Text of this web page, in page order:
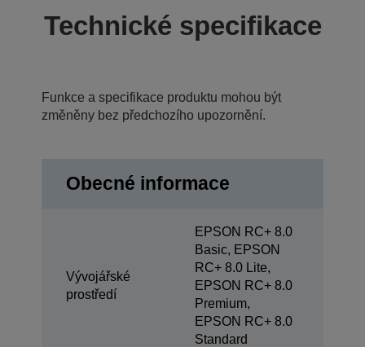
Technické specifikace
Funkce a specifikace produktu mohou být
změněny bez předchozího upozornění.
Obecné informace
Vývojářské
prostředí
EPSON RC+ 8.0
Basic, EPSON
RC+ 8.0 Lite,
EPSON RC+ 8.0
Premium,
EPSON RC+ 8.0
Standard